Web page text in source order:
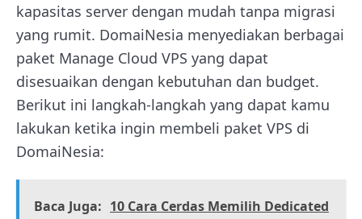
kapasitas server dengan mudah tanpa migrasi
yang rumit. DomaiNesia menyediakan berbagai
paket Manage Cloud VPS yang dapat
disesuaikan dengan kebutuhan dan budget.
Berikut ini langkah-langkah yang dapat kamu
lakukan ketika ingin membeli paket VPS di
DomaiNesia:
Baca Juga: 10 Cara Cerdas Memilih Dedicated